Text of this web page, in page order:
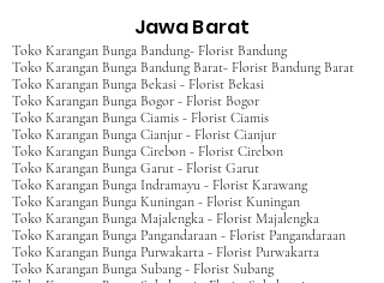
Jawa Barat
Toko Karangan Bunga Bandung- Florist Bandung
Toko Karangan Bunga Bandung Barat- Florist Bandung Barat
Toko Karangan Bunga Bekasi - Florist Bekasi
Toko Karangan Bunga Bogor - Florist Bogor
Toko Karangan Bunga Ciamis - Florist Ciamis
Toko Karangan Bunga Cianjur - Florist Cianjur
Toko Karangan Bunga Cirebon - Florist Cirebon
Toko Karangan Bunga Garut - Florist Garut
Toko Karangan Bunga Indramayu - Florist Karawang
Toko Karangan Bunga Kuningan - Florist Kuningan
Toko Karangan Bunga Majalengka - Florist Majalengka
Toko Karangan Bunga Pangandaraan - Florist Pangandaraan
Toko Karangan Bunga Purwakarta - Florist Purwakarta
Toko Karangan Bunga Subang - Florist Subang